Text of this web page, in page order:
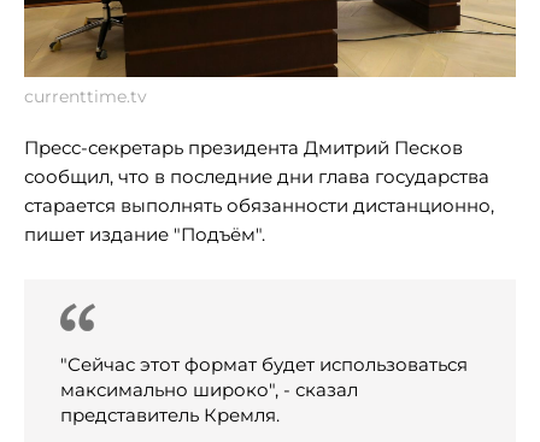
currenttime.tv
Пресс-секретарь президента Дмитрий Песков
сообщил, что в последние дни глава государства
старается выполнять обязанности дистанционно,
пишет издание "Подъём".
"Сейчас этот формат будет использоваться
максимально широко", - сказал
представитель Кремля.